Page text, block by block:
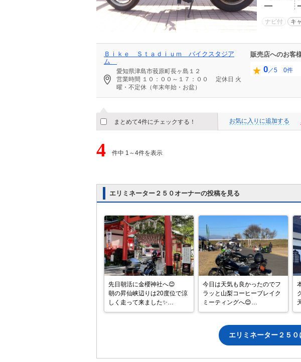
―
ナビ付 キ
Ｂｉｋｅ Ｓｔａｄｉｕｍ バイクスタジア
ム
愛知県津島市莪原町長ヶ島１２
営業時間 １０：００～１７：００ 定休日 火
曜・不定休（年末年始・お盆）
販売店へのお客
0／5 0件
まとめて4件にチェックする！ お気に入りに追加する
4 件中 1～4件を表示
エリミネーター２５０オーナーの投稿を見る
先日朝活に金櫻神社へ😊
朝の昇仙峡辺りは20度位で涼
しく走って来ました✨
風鈴のトンネルで風でチリン
今日は天気も良かったのでフ
ラッと山梨コーヒーブレイク
ミーティングへ😊
午後の暖かい日差しの中美味
さて、明日から師走です。忙
しない年末を安全運転で過ご
しましょう👍
エリミネーター２５０